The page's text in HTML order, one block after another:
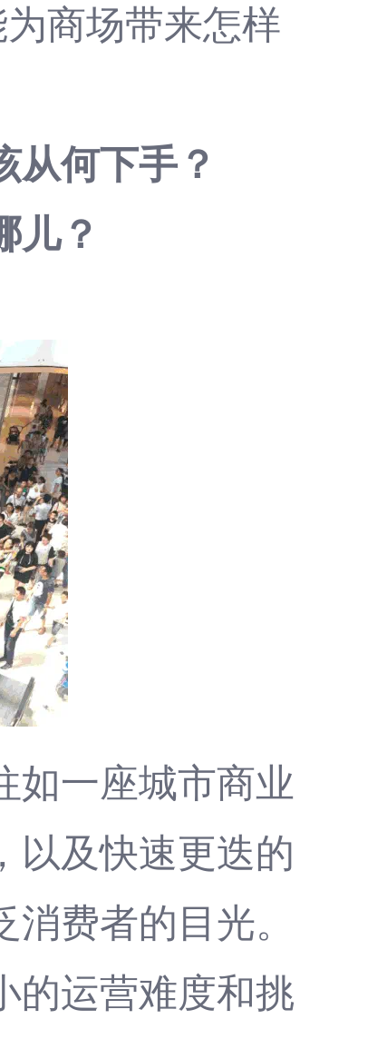
商场带来怎样
从何下手？
儿？
如一座城市商业
以及快速更迭的
费者的目光。
的运营难度和挑